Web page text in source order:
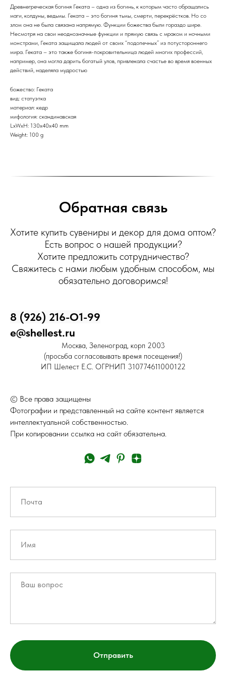
Древнегреческая богиня Геката – одна из богинь, к которым часто обращались
маги, колдуны, ведьмы. Геката – это богиня тьмы, смерти, перекрёстков. Но со
злом она не была связана напрямую. Функции божества были гораздо шире.
Несмотря на свои неоднозначные функции и прямую связь с мраком и ночными
монстрами, Геката защищала людей от своих “подопечных” из потустороннего
мира. Геката – это также богиня-покровительница людей многих профессий,
например, она могла дарить богатый улов, привлекала счастье во время военных
действий, наделяла мудростью
божество: Геката
вид: статуэтка
материал: кедр
мифология: скандинавская
LxWxH: 130x40x40 mm
Weight: 100 g
Обратная связь
Хотите купить сувениры и декор для дома оптом?
Есть вопрос о нашей продукции?
Хотите предложить сотрудничество?
Свяжитесь с нами любым удобным способом, мы
обязательно договоримся!
8 (926) 216-О1-99
e@shellest.ru
Москва, Зеленоград, корп 2003
(просьба согласовывать время посещения!)
ИП Шелест Е.С. ОГРНИП 310774611000122
© Все права защищены
Фотографии и представленный на сайте контент является
интеллектуальной собственностью.
При копировании ссылка на сайт обязательна.
Отправить